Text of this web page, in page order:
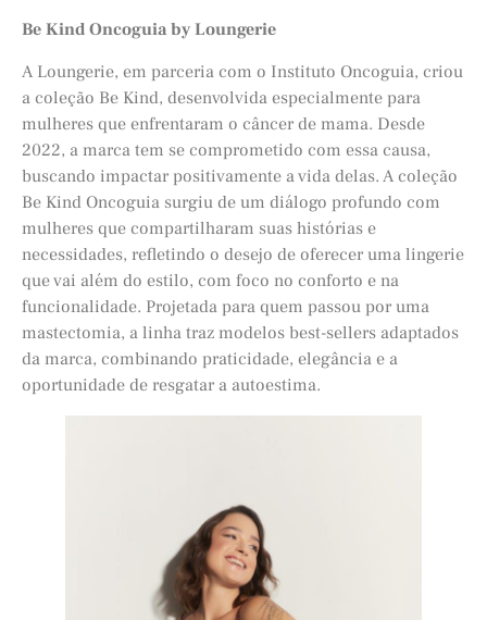
Be Kind Oncoguia by Loungerie
A Loungerie, em parceria com o Instituto Oncoguia, criou
a coleção Be Kind, desenvolvida especialmente para
mulheres que enfrentaram o câncer de mama. Desde
2022, a marca tem se comprometido com essa causa,
buscando impactar positivamente a vida delas. A coleção
Be Kind Oncoguia surgiu de um diálogo profundo com
mulheres que compartilharam suas histórias e
necessidades, refletindo o desejo de oferecer uma lingerie
que vai além do estilo, com foco no conforto e na
funcionalidade. Projetada para quem passou por uma
mastectomia, a linha traz modelos best-sellers adaptados
da marca, combinando praticidade, elegância e a
oportunidade de resgatar a autoestima.